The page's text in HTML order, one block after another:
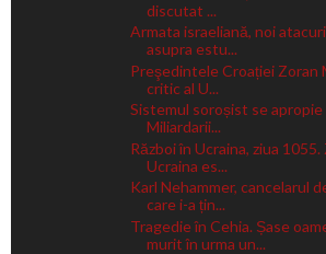
discutat ...
Armata israeliană, noi
asupra estu...
Preşedintele Croației Zoran
critic al U...
Sistemul soroșist se apropie
Miliardarii...
Război în Ucraina, ziua
Ucraina es...
Karl Nehammer, cancelarul
care i-a țin...
Tragedie în Cehia. Șase
murit în urma un...